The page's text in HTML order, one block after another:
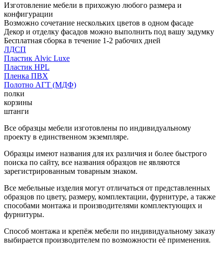
Изготовление мебели в прихожую любого размера и
конфигурации
Возможно сочетание нескольких цветов в одном фасаде
Декор и отделку фасадов можно выполнить под вашу задумку
Бесплатная сборка в течение 1-2 рабочих дней
ЛДСП
Пластик Alvic Luxe
Пластик HPL
Пленка ПВХ
Полотно АГТ (МДФ)
полки
корзины
штанги
Все образцы мебели изготовлены по индивидуальному
проекту в единственном экземпляре.
Образцы имеют названия для их различия и более быстрого
поиска по сайту, все названия образцов не являются
зарегистрированным товарным знаком.
Все мебельные изделия могут отличаться от представленных
образцов по цвету, размеру, комплектации, фурнитуре, а также
способами монтажа и производителями комплектующих и
фурнитуры.
Способ монтажа и крепёж мебели по индивидуальному заказу
выбирается производителем по возможности её применения.